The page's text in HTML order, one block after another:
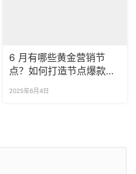
6 月有哪些黄金营销节
点？如何打造节点爆款标
2025年6月4日